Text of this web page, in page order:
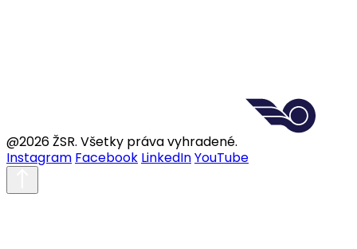
@2026 ŽSR. Všetky práva vyhradené.
Instagram Facebook LinkedInYouTube